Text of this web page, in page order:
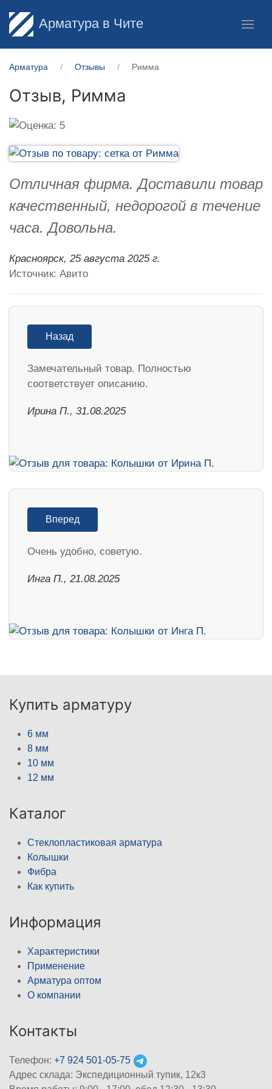
Арматура в Чите
Арматура Отзывы Римма
Отзыв, Римма
Отличная фирма. Доставили товар
качественный, недорогой в течение
часа. Довольна.
Красноярск, 25 августа 2025 г.
Источник: Авито
Назад
Замечательный товар. Полностью
соответствует описанию.
Ирина П., 31.08.2025
Вперед
Очень удобно, советую.
Инга П., 21.08.2025
Купить арматуру
6 мм
8 мм
10 мм
12 мм
Каталог
Стеклопластиковая арматура
Колышки
Фибра
Как купить
Информация
Характеристики
Применение
Арматура оптом
О компании
Контакты
Телефон: +7 924 501-05-75
Адрес склада: Экспедиционный тупик, 12к3